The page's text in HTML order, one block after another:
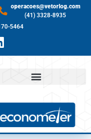
operacoes@vetorlog.com
(41) 3328-8935
5464